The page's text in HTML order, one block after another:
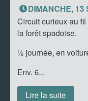
DIMANCHE, 13
Circuit curieux au
la forêt spadoise.
½ journée, en
Env. 6...
Lire la suite